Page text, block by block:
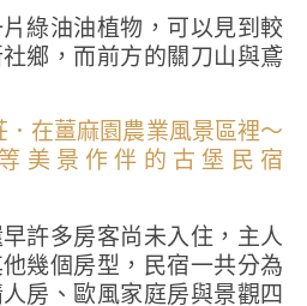
綠油油植物，可以見到較
鄉，而前方的關刀山與鳶
許多房客尚未入住，主人
幾個房型，民宿一共分為
房、歐風家庭房與景觀四